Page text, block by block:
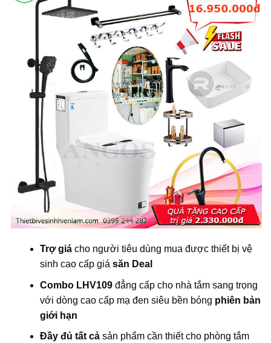
Trợ giácho người tiêu dùng mua được thiết bị vệ
sinh cao cấp giá săn Deal
Combo LHV109đẳng cấp cho nhà tắm sang trọng
với dòng cao cấp mạ đen siêu bền bóng phiên bản
giới hạn
Đầy đủ tất cảsản phẩm cần thiết cho phòng tắm